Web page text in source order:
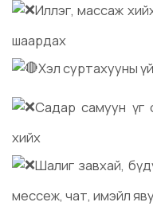
Иллэг, массаж
шаардах
Хэл суртахууны
Садар самуун үг
хийх
Шалиг завхай,
мессеж, чат, имэйл